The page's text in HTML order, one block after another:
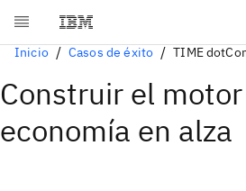
Inicio Casos de éxito TIME
Construir el
economía en alza